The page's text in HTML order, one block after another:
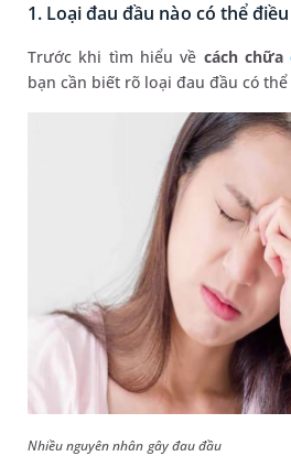
1. Loại đau đầu nào có thể
Trước khi tìm hiểu về cách chữa
bạn cần biết rõ loại đau đầu có
Nhiều nguyên nhân gây đau đầu